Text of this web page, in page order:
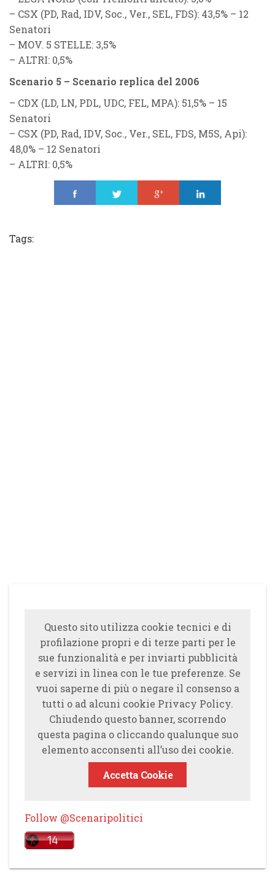
– CSX (PD, Rad, IDV, Soc., Ver., SEL, FDS): 43,5% – 12
Senatori
– MOV. 5 STELLE: 3,5%
– ALTRI: 0,5%
Scenario 5 – Scenario replica del 2006
– CDX (LD, LN, PDL, UDC, FEL, MPA): 51,5% – 15
Senatori
– CSX (PD, Rad, IDV, Soc., Ver., SEL, FDS, M5S, Api):
48,0% – 12 Senatori
– ALTRI: 0,5%
Tags:
Questo sito utilizza cookie tecnici e di
profilazione propri e di terze parti per le
sue funzionalità e per inviarti pubblicità
e servizi in linea con le tue preferenze. Se
vuoi saperne di più o negare il consenso a
tutti o ad alcuni cookie Privacy Policy.
Chiudendo questo banner, scorrendo
questa pagina o cliccando qualunque suo
elemento acconsenti all’uso dei cookie.
Accetta Cookie
Follow @Scenaripolitici